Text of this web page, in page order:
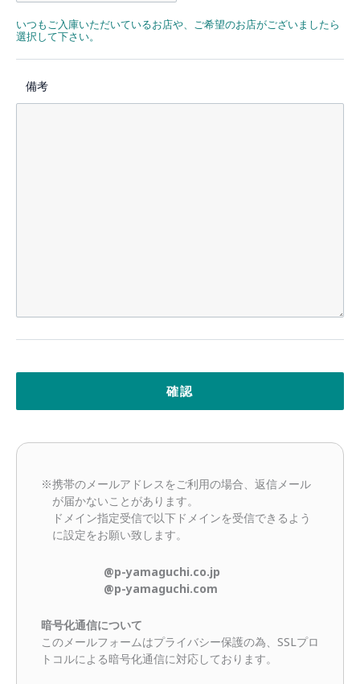
いつもご入庫いただいているお店や、ご希望のお店がございましたら
選択して下さい。
備考
※携帯のメールアドレスをご利用の場合、返信メール
が届かないことがあります。
ドメイン指定受信で以下ドメインを受信できるよう
に設定をお願い致します。
@p-yamaguchi.co.jp
@p-yamaguchi.com
暗号化通信について
このメールフォームはプライバシー保護の為、SSLプロ
トコルによる暗号化通信に対応しております。